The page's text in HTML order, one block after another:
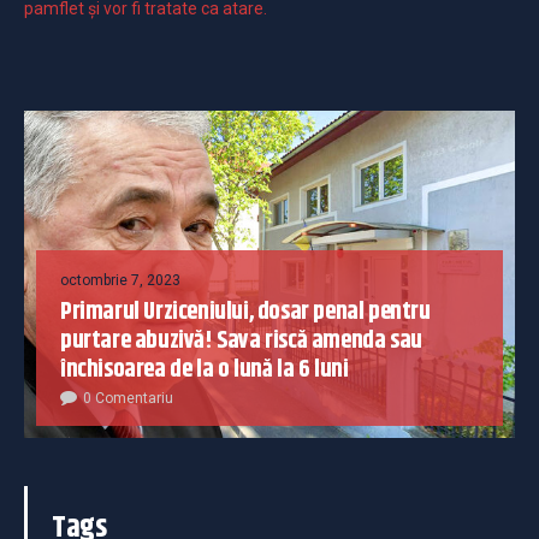
pamflet și vor fi tratate ca atare.
octombrie 7, 2023
Primarul Urziceniului, dosar penal pentru
purtare abuzivă! Sava riscă amenda sau
închisoarea de la o lună la 6 luni
0 Comentariu
Tags